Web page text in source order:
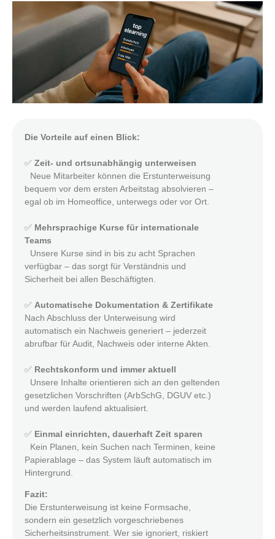
Die Vorteile auf einen Blick:
✅ Zeit- und ortsunabhängig unterweisen
Neue Mitarbeiter können die Erstunterweisung
bequem vor dem ersten Arbeitstag absolvieren –
egal ob im Homeoffice, unterwegs oder vor Ort.
✅ Mehrsprachige Kurse für internationale
Teams
Unsere Kurse sind in bis zu acht Sprachen
verfügbar – das sorgt für Verständnis und
Sicherheit bei allen Beschäftigten.
✅ Automatische Dokumentation & Zertifikate
Nach Abschluss der Unterweisung wird
automatisch ein Nachweis generiert – jederzeit
abrufbar für Audit, Nachweis oder interne Akten.
✅ Rechtskonform und immer aktuell
Unsere Inhalte orientieren sich an den geltenden
gesetzlichen Vorschriften (ArbSchG, DGUV etc.)
und werden laufend aktualisiert.
✅ Einmal einrichten, dauerhaft Zeit sparen
Kein Planen, kein Suchen nach Terminen, keine
Papierablage – das System läuft automatisch im
Hintergrund.
Fazit:
Die Erstunterweisung ist keine Formsache,
sondern ein gesetzlich vorgeschriebenes
Sicherheitsinstrument. Wer sie ignoriert, riskiert